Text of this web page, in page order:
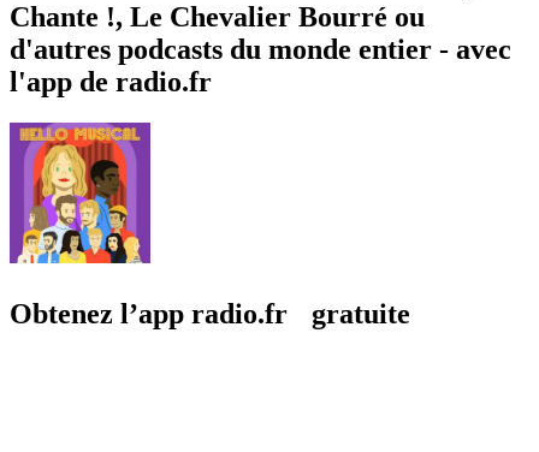
Chante !, Le Chevalier Bourré ou
d'autres podcasts du monde entier - avec
l'app de radio.fr
Obtenez l’app radio.fr gratuite